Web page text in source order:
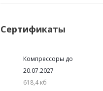
Сертификаты
Компрессоры до
20.07.2027
618,4 кб